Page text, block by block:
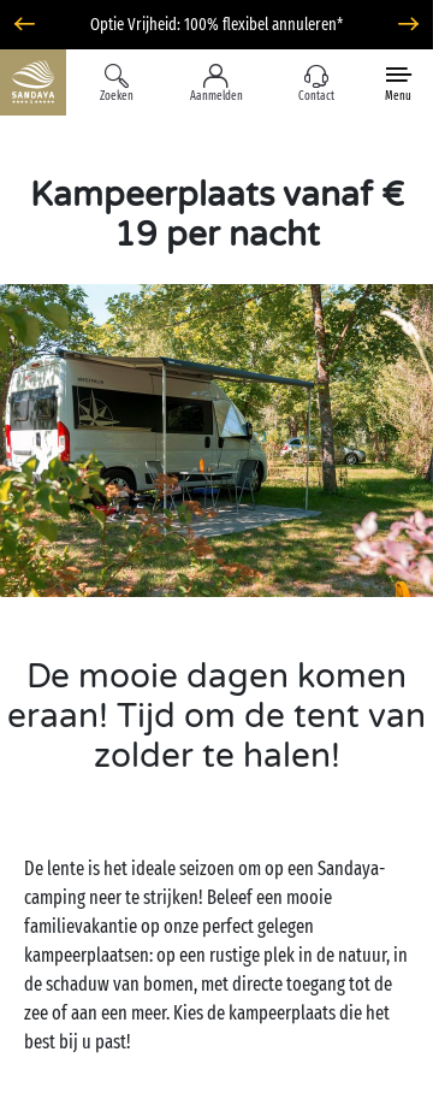
Optie Vrijheid: 100% flexibel annuleren*
Zoeken Aanmelden Contact Menu
Kampeerplaats vanaf €
19 per nacht
De mooie dagen komen
eraan! Tijd om de tent van
zolder te halen!
De lente is het ideale seizoen om op een Sandaya-
camping neer te strijken! Beleef een mooie
familievakantie op onze perfect gelegen
kampeerplaatsen: op een rustige plek in de natuur, in
de schaduw van bomen, met directe toegang tot de
zee of aan een meer. Kies de kampeerplaats die het
best bij u past!